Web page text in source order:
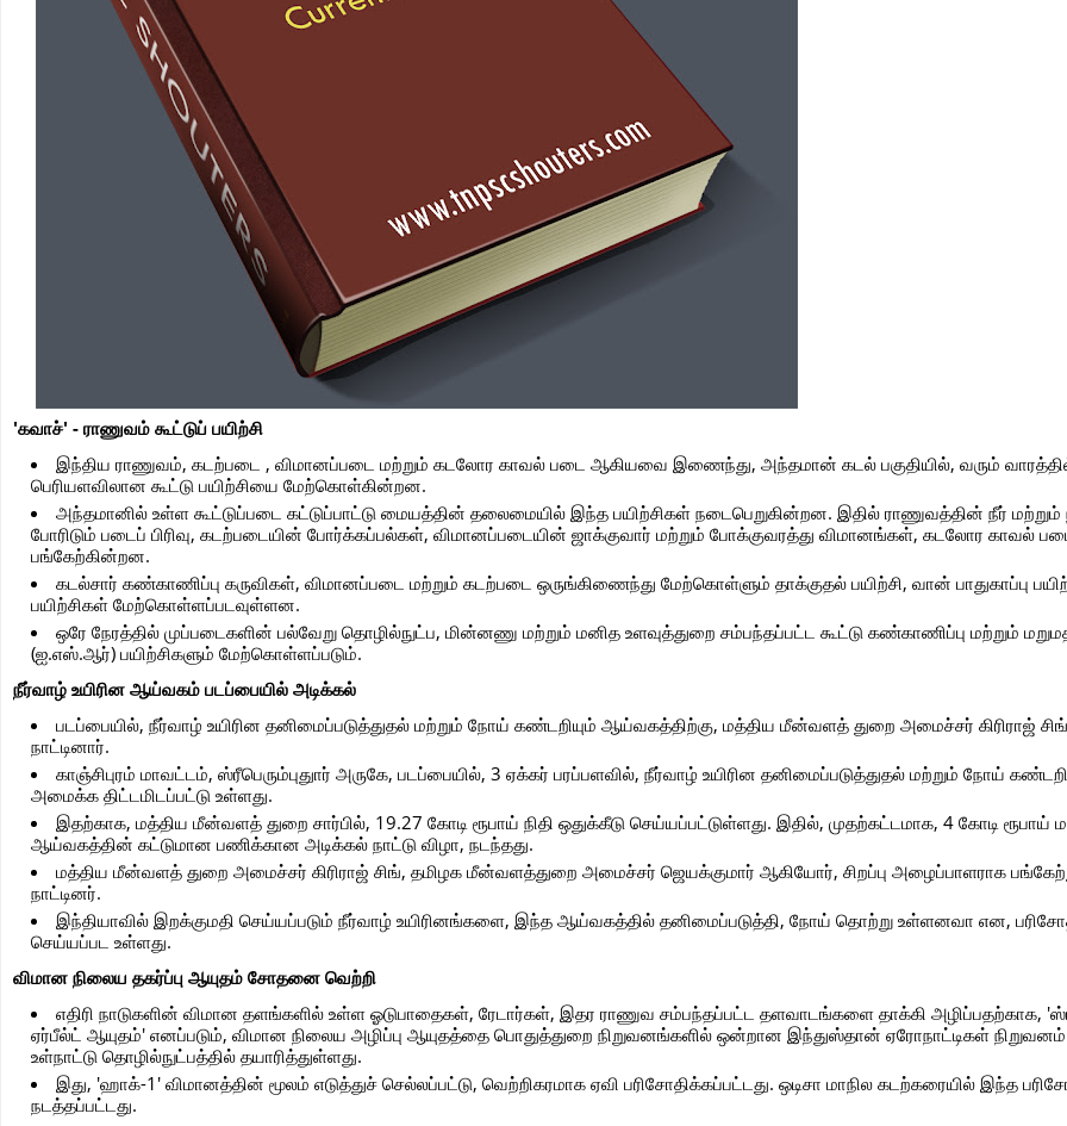
'கவாச்' - ராணுவம் கூட்டுப் பயிற்சி
இந்திய ராணுவம், கடற்படை , விமானப்படை மற்றும் கடலோர காவல் படை ஆகியவை இணைந்து, அந்தமான் கடல் பகுதியில், வரும்
பெரியளவிலான கூட்டு பயிற்சியை மேற்கொள்கின்றன.
அந்தமானில் உள்ள கூட்டுப்படை கட்டுப்பாட்டு மையத்தின் தலைமையில் இந்த பயிற்சிகள் நடைபெறுகின்றன. இதில் ராணுவத்தின் நீர் மற்றும்
போரிடும் படைப் பிரிவு, கடற்படையின் போர்க்கப்பல்கள், விமானப்படையின் ஜாக்குவார் மற்றும் போக்குவரத்து விமானங்கள், கடலோர காவல்
பங்கேற்கின்றன.
கடல்சார் கண்காணிப்பு கருவிகள், விமானப்படை மற்றும் கடற்படை ஒருங்கிணைந்து மேற்கொள்ளும் தாக்குதல் பயிற்சி, வான் பாதுகாப்பு
பயிற்சிகள் மேற்கொள்ளப்படவுள்ளன.
ஒரே நேரத்தில் முப்படைகளின் பல்வேறு தொழில்நுட்ப, மின்னணு மற்றும் மனித உளவுத்துறை சம்பந்தப்பட்ட கூட்டு கண்காணிப்பு மற்றும்
(ஐ.எஸ்.ஆர்) பயிற்சிகளும் மேற்கொள்ளப்படும்.
நீர்வாழ் உயிரின ஆய்வகம் படப்பையில் அடிக்கல்
படப்பையில், நீர்வாழ் உயிரின தனிமைப்படுத்துதல் மற்றும் நோய் கண்டறியும் ஆய்வகத்திற்கு, மத்திய மீன்வளத் துறை அமைச்சர் கிரிராஜ்
நாட்டினார்.
காஞ்சிபுரம் மாவட்டம், ஸ்ரீபெரும்புதுார் அருகே, படப்பையில், 3 ஏக்கர் பரப்பளவில், நீர்வாழ் உயிரின தனிமைப்படுத்துதல் மற்றும் நோய்
அமைக்க திட்டமிடப்பட்டு உள்ளது.
இதற்காக, மத்திய மீன்வளத் துறை சார்பில், 19.27 கோடி ரூபாய் நிதி ஒதுக்கீடு செய்யப்பட்டுள்ளது. இதில், முதற்கட்டமாக, 4 கோடி ரூபாய்
ஆய்வகத்தின் கட்டுமான பணிக்கான அடிக்கல் நாட்டு விழா, நடந்தது.
மத்திய மீன்வளத் துறை அமைச்சர் கிரிராஜ் சிங், தமிழக மீன்வளத்துறை அமைச்சர் ஜெயக்குமார் ஆகியோர், சிறப்பு அழைப்பாளராக
நாட்டினர்.
இந்தியாவில் இறக்குமதி செய்யப்படும் நீர்வாழ் உயிரினங்களை, இந்த ஆய்வகத்தில் தனிமைப்படுத்தி, நோய் தொற்று உள்ளனவா என,
செய்யப்பட உள்ளது.
விமான நிலைய தகர்ப்பு ஆயுதம் சோதனை வெற்றி
எதிரி நாடுகளின் விமான தளங்களில் உள்ள ஓடுபாதைகள், ரேடார்கள், இதர ராணுவ சம்பந்தப்பட்ட தளவாடங்களை தாக்கி அழிப்பதற்காக,
ஏர்பீல்ட் ஆயுதம்' எனப்படும், விமான நிலைய அழிப்பு ஆயுதத்தை பொதுத்துறை நிறுவனங்களில் ஒன்றான இந்துஸ்தான் ஏரோநாட்டிகள்
உள்நாட்டு தொழில்நுட்பத்தில் தயாரித்துள்ளது.
இது, 'ஹாக்-1' விமானத்தின் மூலம் எடுத்துச் செல்லப்பட்டு, வெற்றிகரமாக ஏவி பரிசோதிக்கப்பட்டது. ஒடிசா மாநில கடற்கரையில் இந்த
நடத்தப்பட்டது.